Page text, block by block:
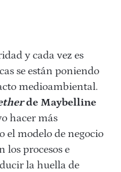
y cada vez es
se están poniendo
medioambiental.
de Maybelline
hacer más
el modelo de negocio
los procesos e
la huella de